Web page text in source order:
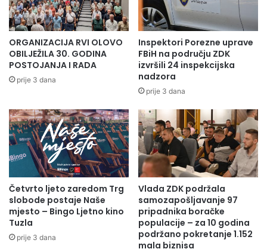
ORGANIZACIJA RVI OLOVO
OBILJEŽILA 30. GODINA
POSTOJANJA I RADA
prije 3 dana
Inspektori Porezne uprave
FBiH na području ZDK
izvršili 24 inspekcijska
nadzora
prije 3 dana
Četvrto ljeto zaredom Trg
slobode postaje Naše
mjesto – Bingo Ljetno kino
Tuzla
prije 3 dana
Vlada ZDK podržala
samozapošljavanje 97
pripadnika boračke
populacije – za 10 godina
podržano pokretanje 1.152
mala biznisa